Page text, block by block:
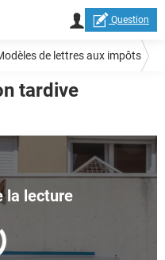
Question
de lettres aux impôts
tardive